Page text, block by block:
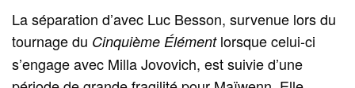
La séparation d’avec Luc Besson, survenue lors du
tournage du Cinquième Élémentlorsque celui-ci
s’engage avec Milla Jovovich, est suivie d’une